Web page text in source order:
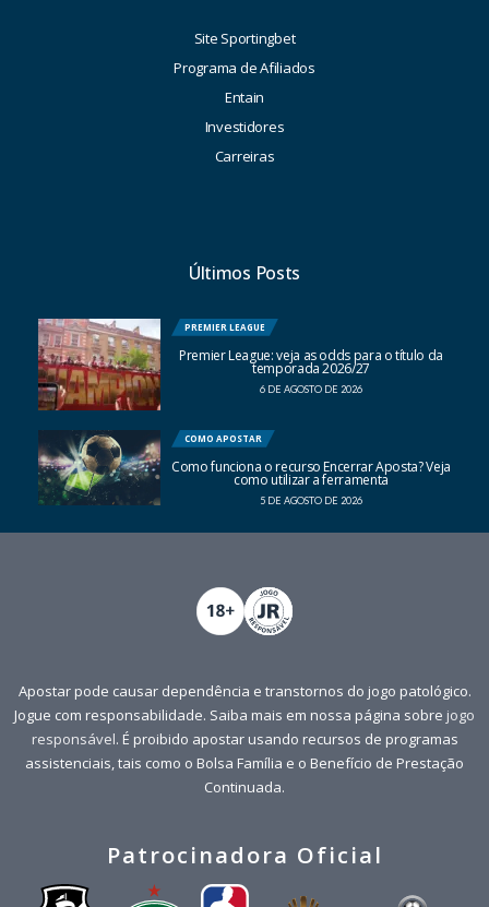
Site Sportingbet
Programa de Afiliados
Entain
Investidores
Carreiras
Últimos Posts
PREMIER LEAGUE
Premier League: veja as odds para o título da
temporada 2026/27
6 DE AGOSTO DE 2026
COMO APOSTAR
Como funciona o recurso Encerrar Aposta? Veja
como utilizar a ferramenta
5 DE AGOSTO DE 2026
Apostar pode causar dependência e transtornos do jogo patológico.
Jogue com responsabilidade. Saiba mais em nossa página sobre jogo
responsável. É proibido apostar usando recursos de programas
assistenciais, tais como o Bolsa Família e o Benefício de Prestação
Continuada.
Patrocinadora Oficial